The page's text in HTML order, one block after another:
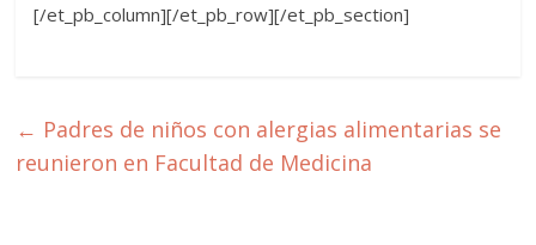
[/et_pb_column][/et_pb_row][/et_pb_section]
← Padres de niños con alergias alimentarias se
reunieron en Facultad de Medicina